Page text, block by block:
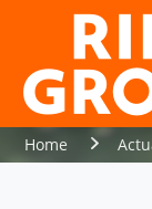
Home